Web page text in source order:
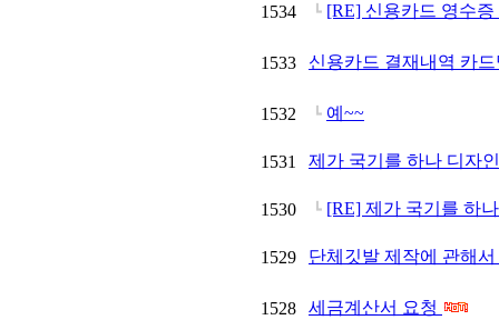
1534 ┗ [RE] 신용카드 영수증
1533 신용카드 결재내역 카
1532 ┗ 예~~
1531 제가 국기를 하나 디자
1530 ┗ [RE] 제가 국기를 하
1529 단체깃발 제작에 관해
1528 세금계산서 요청